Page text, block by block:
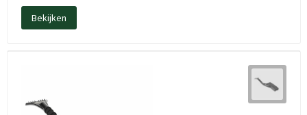
Bekijken